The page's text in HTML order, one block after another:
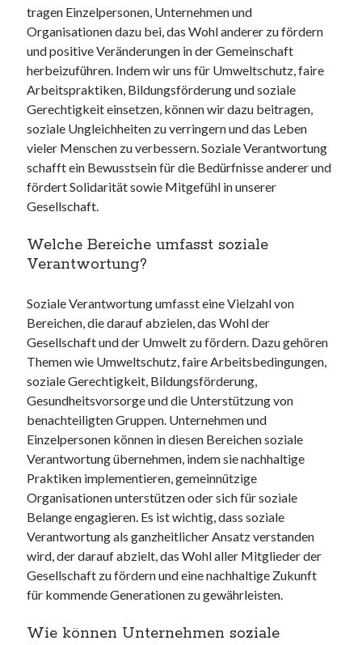
tragen Einzelpersonen, Unternehmen und
Organisationen dazu bei, das Wohl anderer zu fördern
und positive Veränderungen in der Gemeinschaft
herbeizuführen. Indem wir uns für Umweltschutz, faire
Arbeitspraktiken, Bildungsförderung und soziale
Gerechtigkeit einsetzen, können wir dazu beitragen,
soziale Ungleichheiten zu verringern und das Leben
vieler Menschen zu verbessern. Soziale Verantwortung
schafft ein Bewusstsein für die Bedürfnisse anderer und
fördert Solidarität sowie Mitgefühl in unserer
Gesellschaft.
Welche Bereiche umfasst soziale
Verantwortung?
Soziale Verantwortung umfasst eine Vielzahl von
Bereichen, die darauf abzielen, das Wohl der
Gesellschaft und der Umwelt zu fördern. Dazu gehören
Themen wie Umweltschutz, faire Arbeitsbedingungen,
soziale Gerechtigkeit, Bildungsförderung,
Gesundheitsvorsorge und die Unterstützung von
benachteiligten Gruppen. Unternehmen und
Einzelpersonen können in diesen Bereichen soziale
Verantwortung übernehmen, indem sie nachhaltige
Praktiken implementieren, gemeinnützige
Organisationen unterstützen oder sich für soziale
Belange engagieren. Es ist wichtig, dass soziale
Verantwortung als ganzheitlicher Ansatz verstanden
wird, der darauf abzielt, das Wohl aller Mitglieder der
Gesellschaft zu fördern und eine nachhaltige Zukunft
für kommende Generationen zu gewährleisten.
Wie können Unternehmen soziale